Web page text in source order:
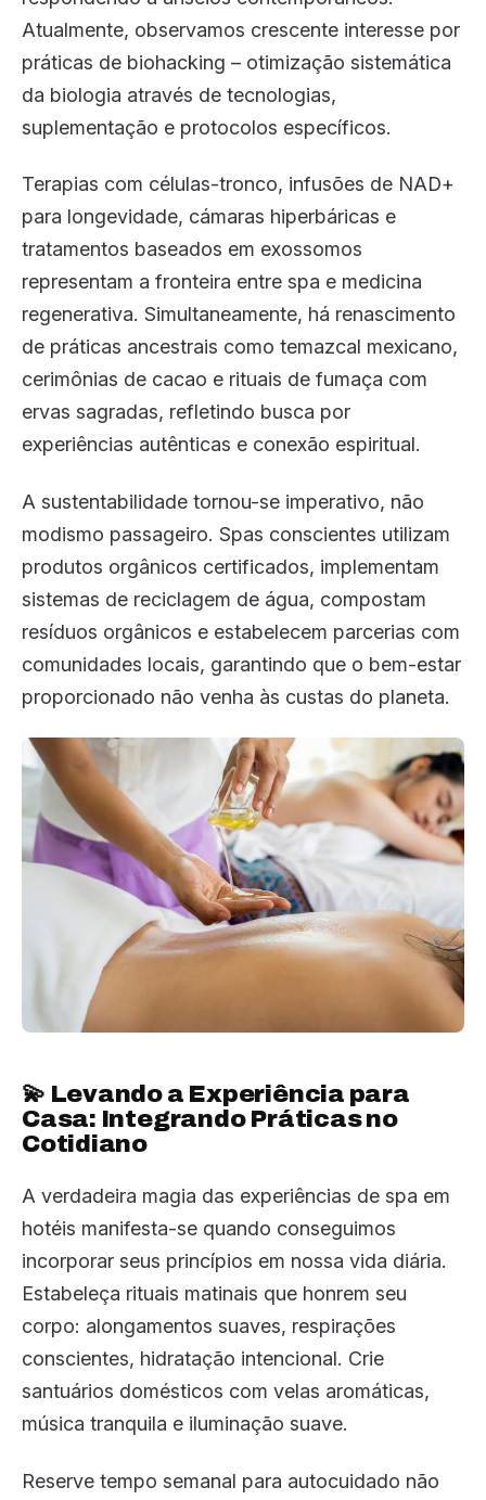
Atualmente, observamos crescente interesse por
práticas de biohacking – otimização sistemática
da biologia através de tecnologias,
suplementação e protocolos específicos.
Terapias com células-tronco, infusões de NAD+
para longevidade, cámaras hiperbáricas e
tratamentos baseados em exossomos
representam a fronteira entre spa e medicina
regenerativa. Simultaneamente, há renascimento
de práticas ancestrais como temazcal mexicano,
cerimônias de cacao e rituais de fumaça com
ervas sagradas, refletindo busca por
experiências autênticas e conexão espiritual.
A sustentabilidade tornou-se imperativo, não
modismo passageiro. Spas conscientes utilizam
produtos orgânicos certificados, implementam
sistemas de reciclagem de água, compostam
resíduos orgânicos e estabelecem parcerias com
comunidades locais, garantindo que o bem-estar
proporcionado não venha às custas do planeta.
💫 Levando a Experiência para
Casa: Integrando Práticas no
Cotidiano
A verdadeira magia das experiências de spa em
hotéis manifesta-se quando conseguimos
incorporar seus princípios em nossa vida diária.
Estabeleça rituais matinais que honrem seu
corpo: alongamentos suaves, respirações
conscientes, hidratação intencional. Crie
santuários domésticos com velas aromáticas,
música tranquila e iluminação suave.
Reserve tempo semanal para autocuidado não